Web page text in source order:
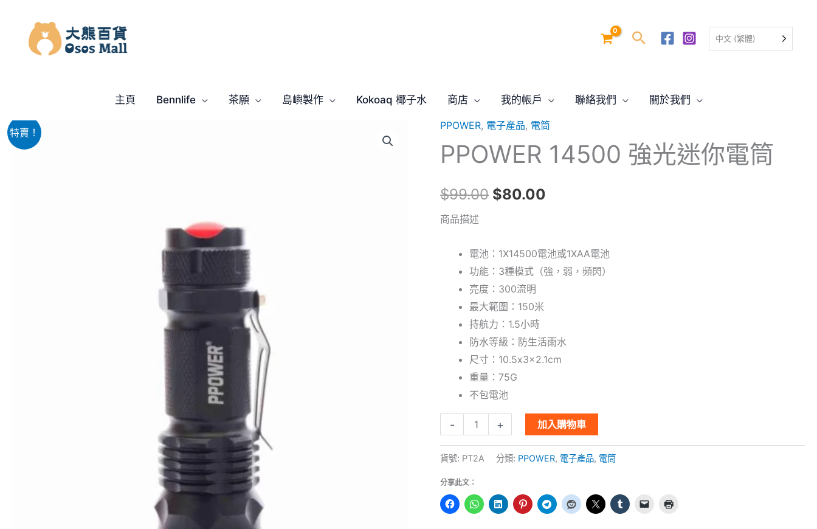
中文 (繁體)
主頁 Bennlife 茶願 島嶼製作 Kokoaq 椰子水 商店 我的帳戶 聯絡我們 關於我們
特賣！
PPOWER, 電子產品, 電筒
PPOWER 14500 強光迷你電筒
$99.00
原
始
價
$80.00
目
前
商品描述
電池：1X14500電池或1XAA電池
功能：3種模式（強，弱，頻閃）
亮度：300流明
最大範圍：150米
持航力：1.5小時
防水等級：防生活雨水
尺寸：10.5x3x2.1cm
重量：75G
不包電池
-
PPOWER
14500
強
迷
你
+ 加入購物車
貨號: PT2A 分類: PPOWER, 電子產品, 電筒
分享此文：